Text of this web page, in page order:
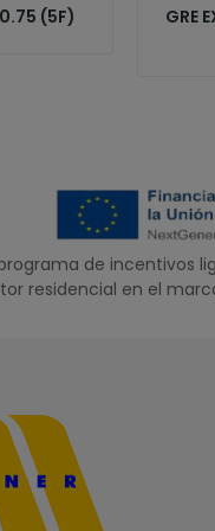
0.75 (5F)
GRE
de incentivos
residencial en el